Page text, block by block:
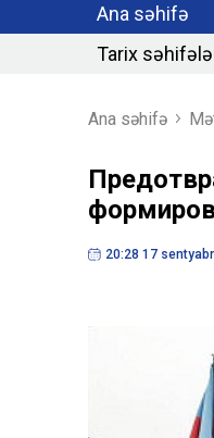
Ana səhifə
Tarix
Ana səhifə
20:28 17